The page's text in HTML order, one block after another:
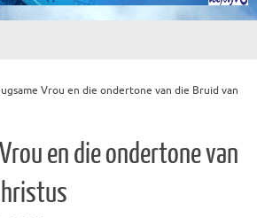
Vrou en die ondertone van die Bruid van
en die ondertone van